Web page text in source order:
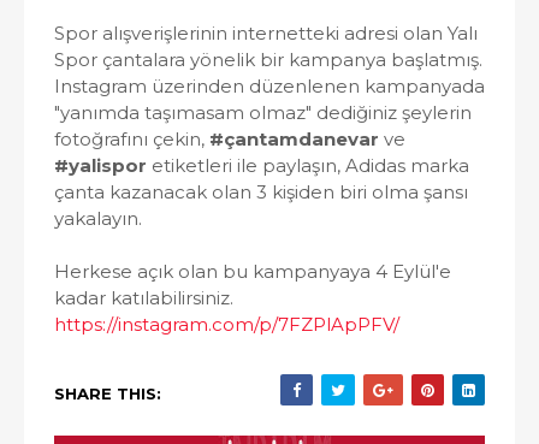
Spor alışverişlerinin internetteki adresi olan Yalı
Spor çantalara yönelik bir kampanya başlatmış.
Instagram üzerinden düzenlenen kampanyada
"yanımda taşımasam olmaz" dediğiniz şeylerin
fotoğrafını çekin, #çantamdanevar ve
#yalispor etiketleri ile paylaşın, Adidas marka
çanta kazanacak olan 3 kişiden biri olma şansı
yakalayın.
Herkese açık olan bu kampanyaya 4 Eylül'e
kadar katılabilirsiniz.
https://instagram.com/p/7FZPlApPFV/
SHARE THIS: